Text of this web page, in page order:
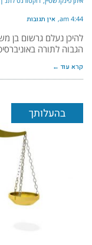
4:44 am אין תגובות
להיכן נעלם גרשום בן
הגבוה לתורה
קרא עוד ←
בהעלותך